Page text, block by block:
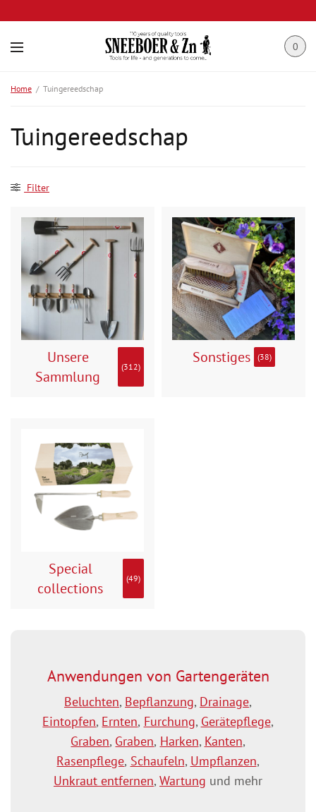
0
Home / Tuingereedschap
Tuingereedschap
Filter
Unsere
Sammlung
(312)
Sonstiges (38)
Special
collections
(49)
Anwendungen von Gartengeräten
Beluchten, Bepflanzung, Drainage,
Eintopfen, Ernten, Furchung, Gerätepflege,
Graben, Graben, Harken, Kanten,
Rasenpflege, Schaufeln, Umpflanzen,
Unkraut entfernen, Wartung und mehr